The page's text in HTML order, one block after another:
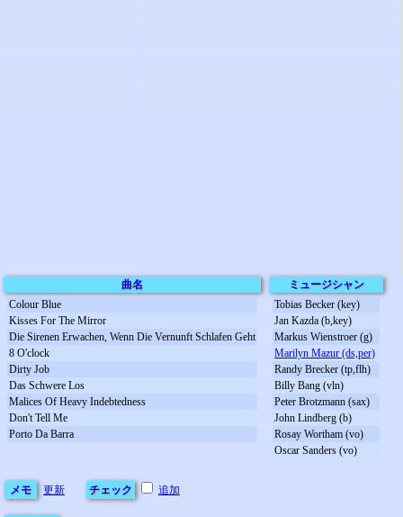
曲名
Colour Blue
Kisses For The Mirror
Die Sirenen Erwachen, Wenn Die Vernunft Schlafen Geht
8 O'clock
Dirty Job
Das Schwere Los
Malices Of Heavy Indebtedness
Don't Tell Me
Porto Da Barra
ミュージシャン
Tobias Becker (key)
Jan Kazda (b,key)
Markus Wienstroer (g)
Marilyn Mazur (ds,per)
Randy Brecker (tp,flh)
Billy Bang (vln)
Peter Brotzmann (sax)
John Lindberg (b)
Rosay Wortham (vo)
Oscar Sanders (vo)
メモ 更新 チェック 追加